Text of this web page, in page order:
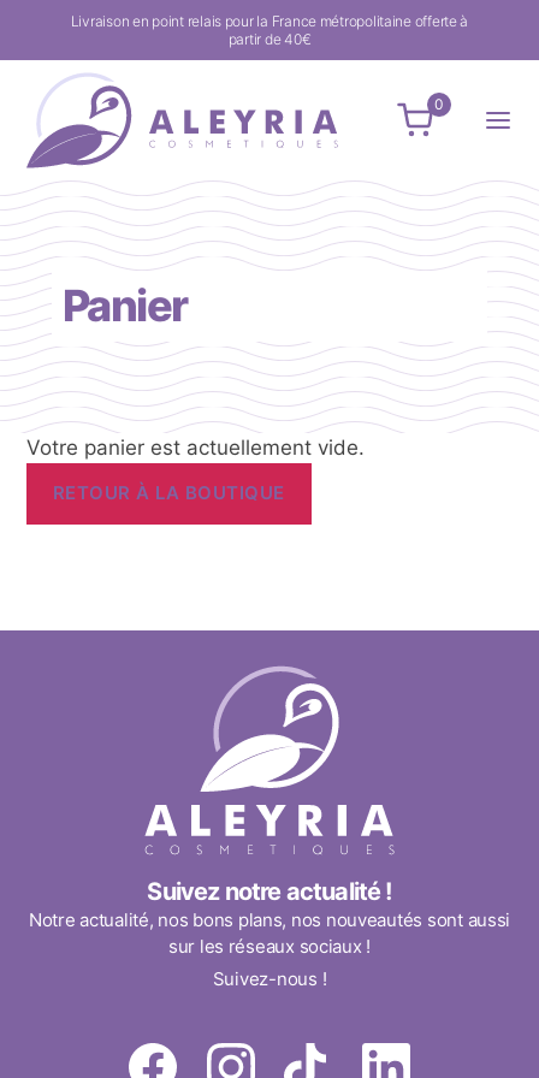
Livraison en point relais pour la France métropolitaine offerte à
partir de 40€
0
Panier
Votre panier est actuellement vide.
RETOUR À LA BOUTIQUE
Suivez notre actualité !
Notre actualité, nos bons plans, nos nouveautés sont aussi
sur les réseaux sociaux !
Suivez-nous !